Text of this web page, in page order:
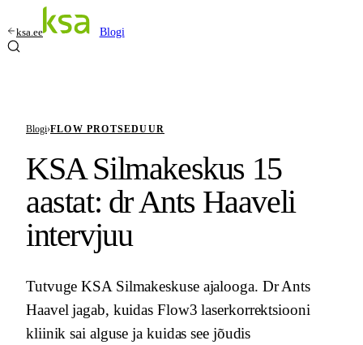
ksa.ee Blogi
Blogi›FLOW PROTSEDUUR
KSA Silmakeskus 15
aastat: dr Ants Haaveli
intervjuu
Tutvuge KSA Silmakeskuse ajalooga. Dr Ants
Haavel jagab, kuidas Flow3 laserkorrektsiooni
kliinik sai alguse ja kuidas see jõudis